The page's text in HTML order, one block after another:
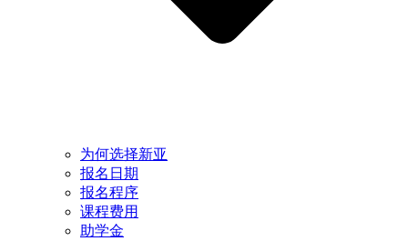
为何选择新亚
报名日期
报名程序
课程费用
助学金